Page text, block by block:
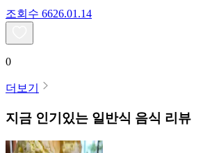
조회수 6626.01.14
0
더보기
지금 인기있는 일반식 음식 리뷰